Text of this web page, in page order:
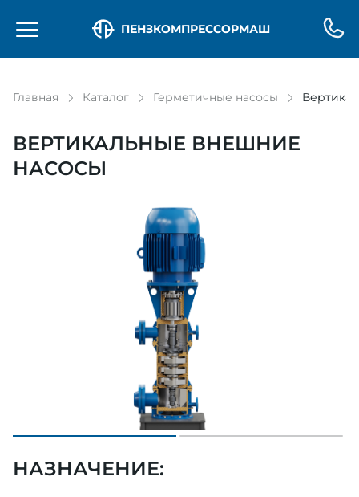
ПЕНЗКОМПРЕССОРМАШ
Главная Каталог Герметичные насосы
ВЕРТИКАЛЬНЫЕ ВНЕШНИЕ
НАСОСЫ
НАЗНАЧЕНИЕ: